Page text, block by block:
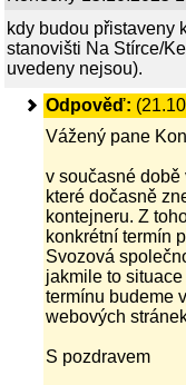
kdy budou přistaveny
stanovišti Na Stírce/
uvedeny nejsou).
Odpověď:
Vážený pane
v současné
které dočasně
kontejneru. Z
konkrétní termín
Svozová
jakmile to
termínu budeme
webových
S pozdravem